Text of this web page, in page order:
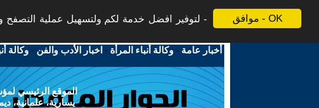
موافق - OK
لتوفير افضل خدمة لكم ولتسهيل عملية التصفح
أخبار عامة -وكالة أنباء المرأة - اخبار الأدب والفن -وكالة
الموقع الرئيسي
يسارية، علمانية،